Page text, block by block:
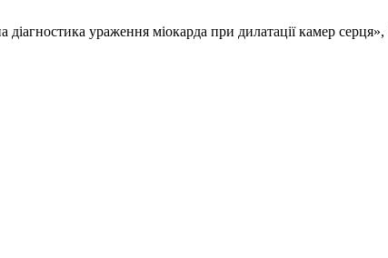
ураження міокарда при дилатації камер серця»,